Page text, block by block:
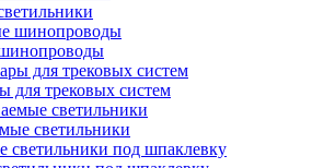
для трековых систем
светильники